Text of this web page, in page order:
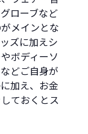
ローブなど
メインとな
ズに加えシ
ボディーソ
どご自身が
加え、お金
ておくとス